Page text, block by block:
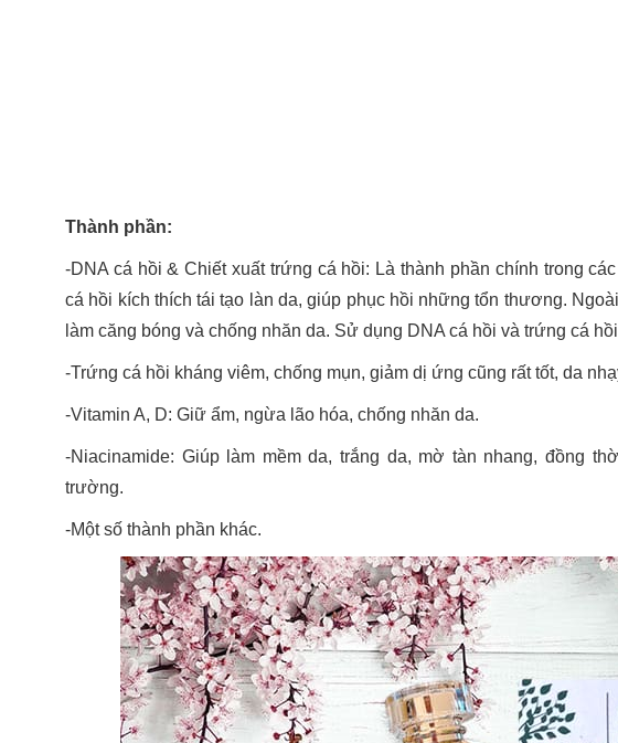
Thành phần:
-DNA cá hồi & Chiết xuất trứng cá hồi: Là thành phần chính trong
cá hồi kích thích tái tạo làn da, giúp phục hồi những tổn thương.
làm căng bóng và chống nhăn da. Sử dụng DNA cá hồi và trứng cá
-Trứng cá hồi kháng viêm, chống mụn, giảm dị ứng cũng rất tốt, da
-Vitamin A, D: Giữ ẩm, ngừa lão hóa, chống nhăn da.
-Niacinamide: Giúp làm mềm da, trắng da, mờ tàn nhang, đồng
trường.
-Một số thành phần khác.